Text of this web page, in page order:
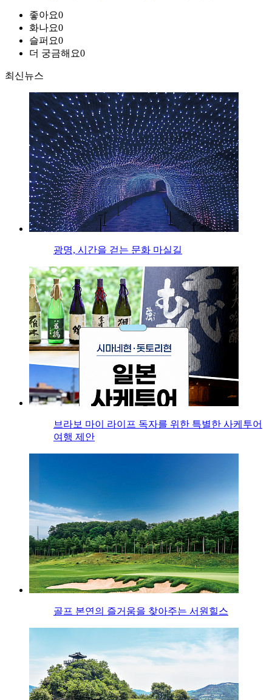
좋아요0
화나요0
슬퍼요0
더 궁금해요0
최신뉴스
광명, 시간을 걷는 문화 마실길
브라보 마이 라이프 독자를 위한 특별한 사케투어
여행 제안
골프 본연의 즐거움을 찾아주는 서원힐스